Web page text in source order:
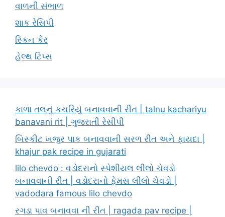
વાળની સંભાળ
શાક રેસિપી
સ્કિન કેર
હેલ્થ ટિપ્સ
કાળા તલનું કચરિયું બનાવવાની રીત | talnu kachariyu
banavani rit | ગુજરાતી રેસીપી
બિસ્કીટ ખજુર પાક બનાવવાની સરળ રીત અને ફાયદા |
khajur pak recipe in gujarati
lilo chevdo : વડોદરાનો સ્પેશીયલ લીલો ચેવડો
બનાવવાની રીત | વડોદરાનો ફેમસ લીલો ચેવડો |
vadodara famous lilo chevdo
રગડા પાવ બનાવવા ની રીત | ragada pav recipe |